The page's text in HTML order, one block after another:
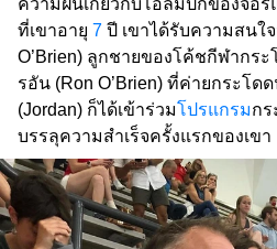
ความฝันเกี่ยวกับโอลิมปิกของจอร์
ที่เขาอายุ 7 ปี เขาได้รับความสนใ
O’Brien) ลูกชายของโค้ชกีฬากร
รอัน (Ron O’Brien) ที่ค่ายกระโ
(Jordan) ก็ได้เข้าร่วมโปรแกรมกร
บรรลุความสำเร็จครั้งแรกของเขา